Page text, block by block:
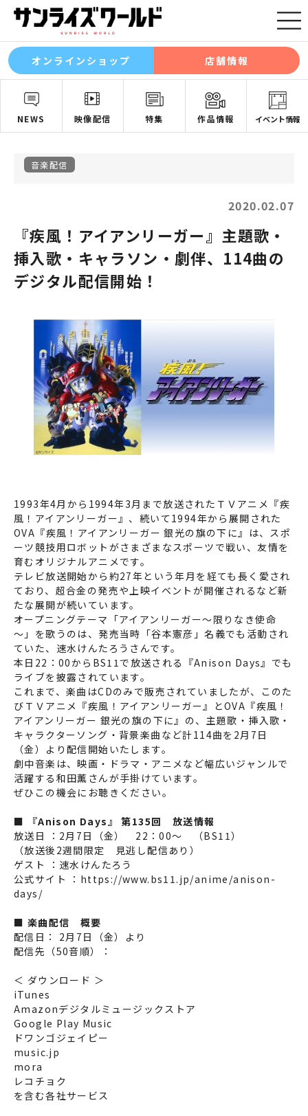
オンラインショップ 店舗情報
NEWS 映像配信 特集 作品情報 イベント情報
音楽配信
2020.02.07
『疾風！アイアンリーガー』主題歌・
挿入歌・キャラソン・劇伴、114曲の
デジタル配信開始！
1993年4月から1994年3月まで放送されたＴＶアニメ『疾
風！アイアンリーガー』、続いて1994年から展開された
OVA『疾風！アイアンリーガー 銀光の旗の下に』は、スポ
ーツ競技用ロボットがさまざまなスポーツで戦い、友情を
育むオリジナルアニメです。
テレビ放送開始から約27年という年月を経ても長く愛され
ており、超合金の発売や上映イベントが開催されるなど新
たな展開が続いています。
オープニングテーマ「アイアンリーガー～限りなき使命
～」を歌うのは、発売当時「谷本憲彦」名義でも活動され
ていた、速水けんたろうさんです。
本日22：00からBS11で放送される『Anison Days』でも
ライブを披露されています。
これまで、楽曲はCDのみで販売されていましたが、このた
びＴＶアニメ『疾風！アイアンリーガー』とOVA『疾風！
アイアンリーガー 銀光の旗の下に』の、主題歌・挿入歌・
キャラクターソング・背景楽曲など計114曲を2月7日
（金）より配信開始いたします。
劇中音楽は、映画・ドラマ・アニメなど幅広いジャンルで
活躍する和田薫さんが手掛けています。
ぜひこの機会にお聴きください。
■
『Anison Days』 第135回 放送情報
放送日
：2月7日（金） 22：00～ （BS11）
（放送後2週間限定 見逃し配信あり）
ゲスト
：速水けんたろう
公式サイト
： https://www.bs11.jp/anime/anison-
days/
■ 楽曲配信 概要
配信日：
2月7日（金）より
配信先（50音順）：
＜ ダウンロード ＞
iTunes
Amazonデジタルミュージックストア
Google Play Music
ドワンゴジェイピー
music.jp
mora
レコチョク
を含む各社サービス